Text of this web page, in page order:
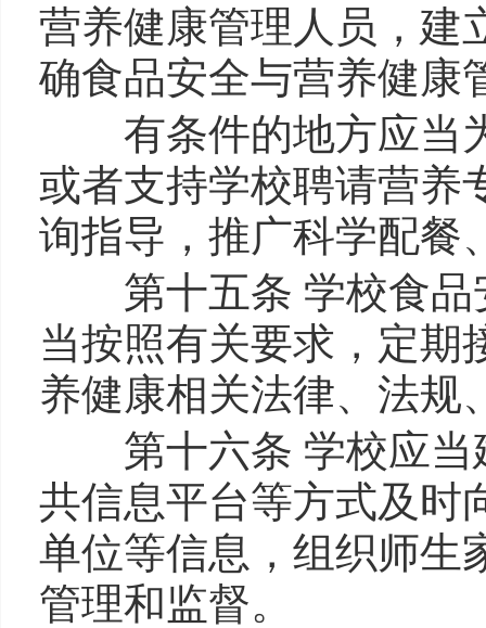
营养健康管理人员，建
确食品安全与营养健康
有条件的地方应当为
或者支持学校聘请营养
询指导，推广科学配餐
第十五条 学校食品
当按照有关要求，定期
养健康相关法律、法规
第十六条 学校应当
共信息平台等方式及时
单位等信息，组织师生
管理和监督。